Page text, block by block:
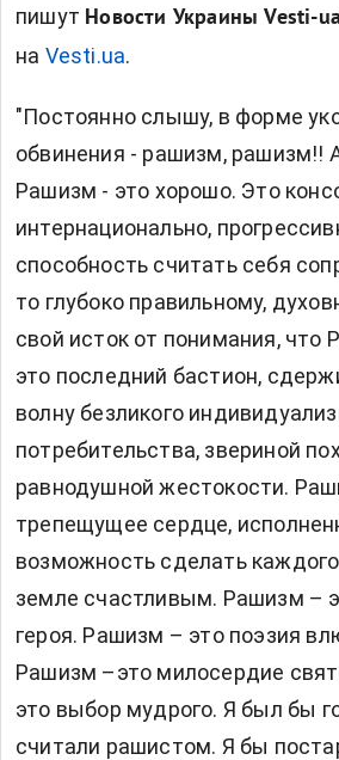
пишут Новости Украины Vesti-
на Vesti.ua.
"Постоянно слышу, в форме
обвинения - рашизм, рашизм!!
Рашизм - это хорошо. Это
интернационально,
способность считать себя
то глубоко правильному,
свой исток от понимания, что
это последний бастион,
волну безликого
потребительства, звериной
равнодушной жестокости.
трепещущее сердце,
возможность сделать
земле счастливым. Рашизм –
героя. Рашизм – это поэзия
Рашизм –это милосердие
это выбор мудрого. Я был бы
считали рашистом. Я бы